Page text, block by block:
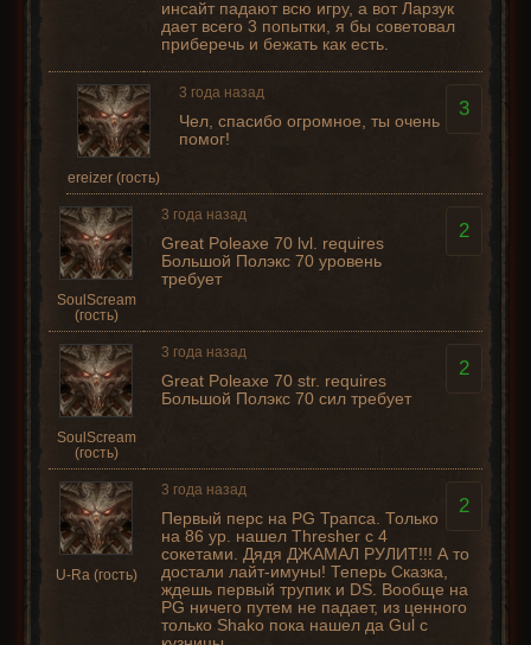
инсайт падают всю игру, а вот Ларзук
дает всего 3 попытки, я бы советовал
приберечь и бежать как есть.
ereizer (гость)
3
3 года назад
Чел, спасибо огромное, ты очень
помог!
SoulScream
(гость)
2
3 года назад
Great Poleaxe 70 lvl. requires
Большой Полэкс 70 уровень
требует
SoulScream
(гость)
2
3 года назад
Great Poleaxe 70 str. requires
Большой Полэкс 70 сил требует
U-Ra (гость)
2
3 года назад
Первый перс на PG Трапса. Только
на 86 ур. нашел Thresher с 4
сокетами. Дядя ДЖАМАЛ РУЛИТ!!! А то
достали лайт-имуны! Теперь Сказка,
ждешь первый трупик и DS. Вообще на
PG ничего путем не падает, из ценного
только Shako пока нашел да Gul c